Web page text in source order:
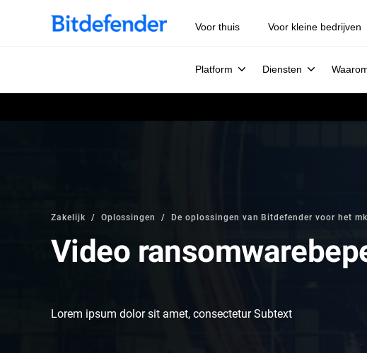
Voor thuis Voor kleine bedrijven
Platform Diensten
Zakelijk Oplossingen De oplossingen van Bitdefender voor het
Video
Lorem ipsum dolor sit amet, consectetur Subtext